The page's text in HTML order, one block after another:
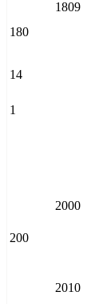
1809
180
14
1
2000
200
2010